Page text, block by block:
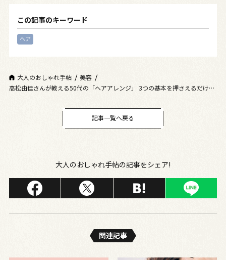
この記事のキーワード
ヘア
大人のおしゃれ手帖
美容
高松由佳さんが教える50代の「ヘアアレンジ」 3つの基本を押さえるだけで
記事一覧へ戻る
大人のおしゃれ手帖の記事をシェア!
関連記事